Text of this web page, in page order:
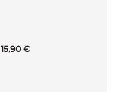
15,90 €